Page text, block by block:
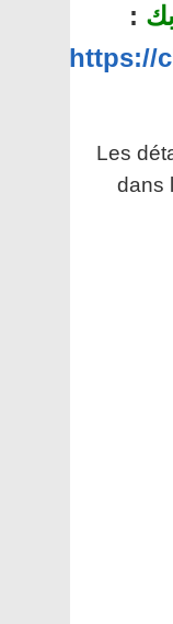
:
https://
Les
dans